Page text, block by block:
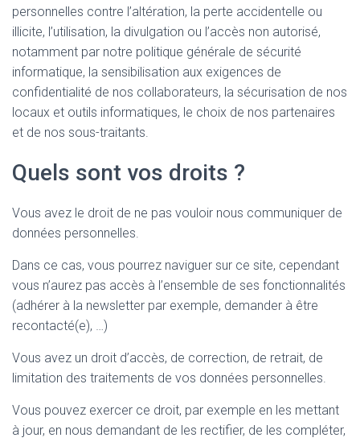
personnelles contre l’altération, la perte accidentelle ou
illicite, l’utilisation, la divulgation ou l’accès non autorisé,
notamment par notre politique générale de sécurité
informatique, la sensibilisation aux exigences de
confidentialité de nos collaborateurs, la sécurisation de nos
locaux et outils informatiques, le choix de nos partenaires
et de nos sous-traitants.
Quels sont vos droits ?
Vous avez le droit de ne pas vouloir nous communiquer de
données personnelles.
Dans ce cas, vous pourrez naviguer sur ce site, cependant
vous n’aurez pas accès à l’ensemble de ses fonctionnalités
(adhérer à la newsletter par exemple, demander à être
recontacté(e), …)
Vous avez un droit d’accès, de correction, de retrait, de
limitation des traitements de vos données personnelles.
Vous pouvez exercer ce droit, par exemple en les mettant
à jour, en nous demandant de les rectifier, de les compléter,